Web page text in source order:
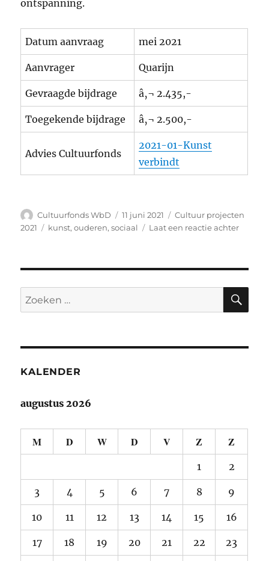
ontspanning.
Datum aanvraag mei 2021
Aanvrager Quarijn
Gevraagde bijdrage â‚¬ 2.435,-
Toegekende bijdrage â‚¬ 2.500,-
Advies Cultuurfonds
2021-01-Kunst
verbindt
Auteur
Cultuurfonds WbD
Geplaatst
op
11 juni 2021 Categorieën
Cultuur projecten
2021
Tags
kunst,ouderen,sociaal Laat een reactie achterop
Zoeken
naar:
KALENDER
augustus 2026
M D W D V Z Z
1 2
3 4 5 6 7 8 9
10 11 12 13 14 15 16
17 18 19 20 21 22 23